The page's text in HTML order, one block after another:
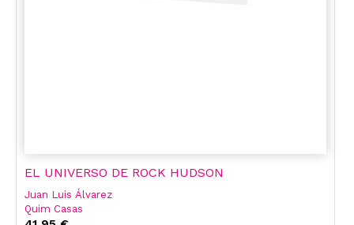
EL UNIVERSO DE ROCK HUDSON
Juan Luis Álvarez
Quim Casas